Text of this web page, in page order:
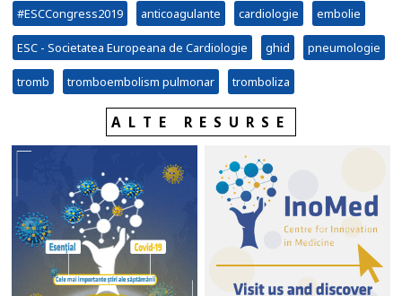
#ESCCongress2019 anticoagulante cardiologie embolie
ESC - Societatea Europeana de Cardiologie ghid pneumologie
tromb tromboembolism pulmonar tromboliza
ALTE RESURSE